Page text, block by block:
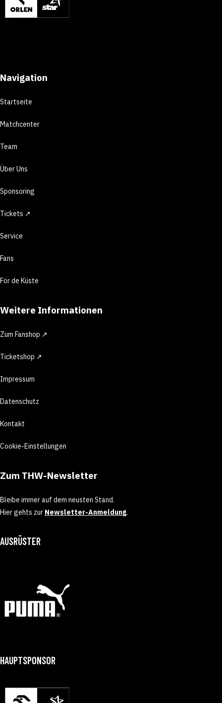
Navigation
Startseite
Matchcenter
Team
Über Uns
Sponsoring
Tickets ↗
Service
Fans
För de Küste
Weitere Informationen
Zum Fanshop ↗
Ticketshop ↗
Impressum
Datenschutz
Kontakt
Cookie-Einstellungen
Zum THW-Newsletter
Bleibe immer auf dem neusten Stand.
Hier gehts zur Newsletter-Anmeldung.
AUSRÜSTER
HAUPTSPONSOR